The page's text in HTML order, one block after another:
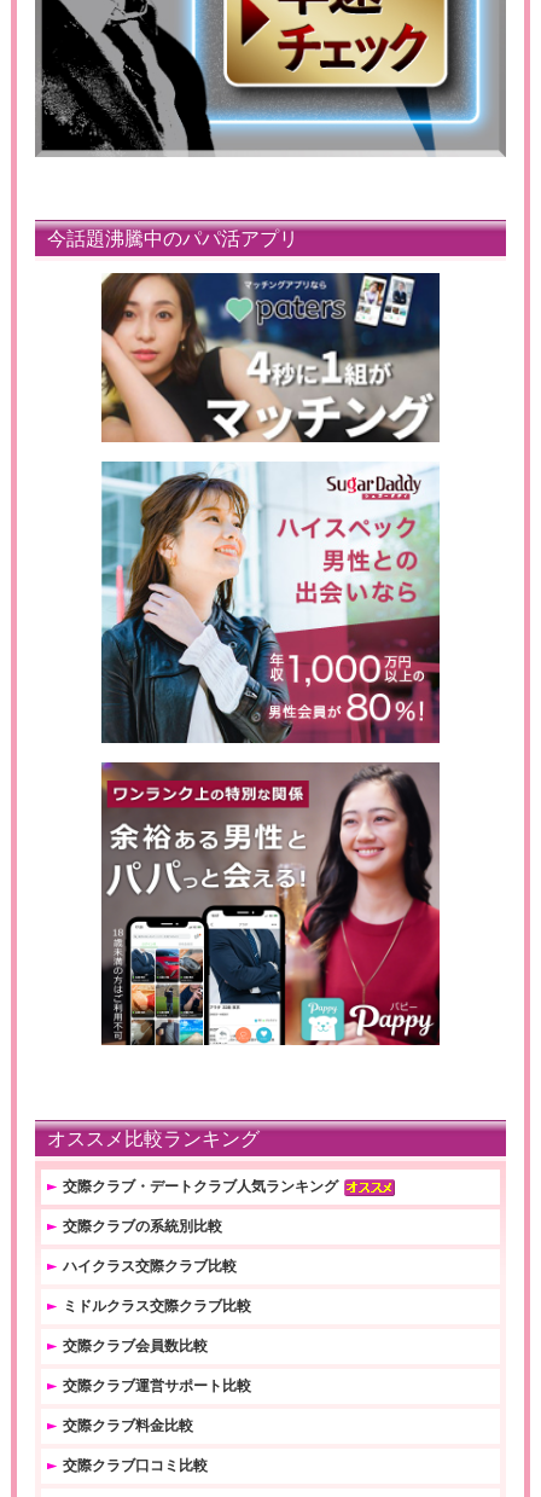
今話題沸騰中のパパ活アプリ
オススメ比較ランキング
交際クラブ・デートクラブ人気ランキング
交際クラブの系統別比較
ハイクラス交際クラブ比較
ミドルクラス交際クラブ比較
交際クラブ会員数比較
交際クラブ運営サポート比較
交際クラブ料金比較
交際クラブ口コミ比較